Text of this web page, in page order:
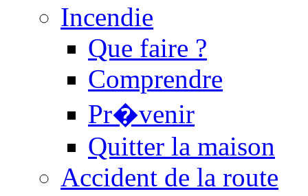
Incendie
Que faire ?
Comprendre
Pr�venir
Quitter la maison
Accident de la route